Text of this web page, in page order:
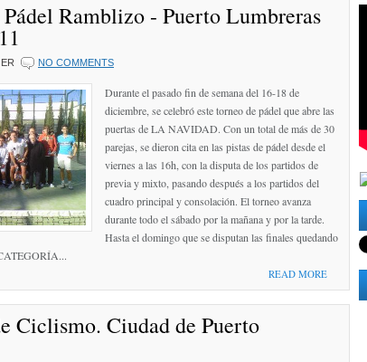
Ramblizo - Puerto Lumbreras
NO COMMENTS
Durante el pasado fin de semana del 16-18 de
diciembre, se celebró este torneo de pádel que abre las
puertas de LA NAVIDAD. Con un total de más de 30
parejas, se dieron cita en las pistas de pádel desde el
viernes a las 16h, con la disputa de los partidos de
previa y mixto, pasando después a los partidos del
cuadro principal y consolación. El torneo avanza
durante todo el sábado por la mañana y por la tarde.
Hasta el domingo que se disputan las finales quedando
READ MORE
Ciclismo. Ciudad de Puerto